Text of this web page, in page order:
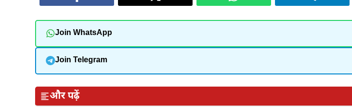
Join WhatsApp
Join Telegram
और पढ़ें